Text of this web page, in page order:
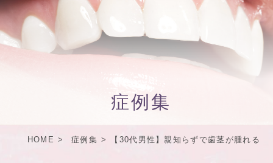
症例集
HOME 症例集 【30代男性】親知らずで歯茎が腫れる